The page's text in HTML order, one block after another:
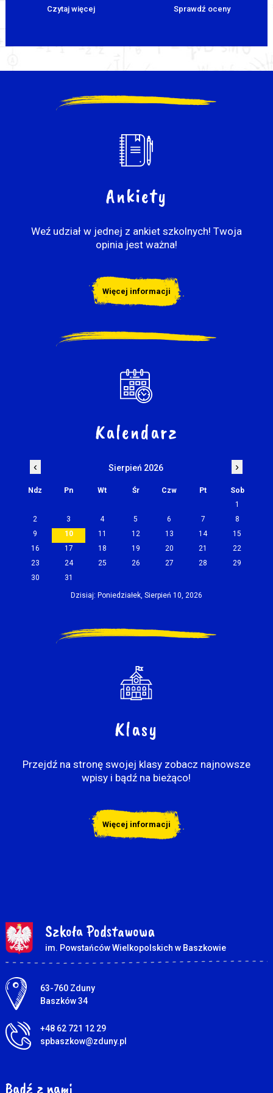
Czytaj więcej Sprawdź oceny
Ankiety
Weź udział w jednej z ankiet szkolnych! Twoja
opinia jest ważna!
Więcej informacji
Kalendarz
‹ Sierpień 2026 ›
Ndz Pn Wt Śr Czw Pt
Sob
1
2
3 4 5 6 7
8
9
10 11 12 13 14
15
16
17 18 19 20 21
22
23
24 25 26 27 28
29
30
31
Dzisiaj: Poniedziałek, Sierpień 10, 2026
Klasy
Przejdź na stronę swojej klasy zobacz najnowsze
wpisy i bądź na bieżąco!
Więcej informacji
Szkoła Podstawowa
im. Powstańców Wielkopolskich w Baszkowie
Adres pocztowy:
63-760 Zduny
Baszków 34
+48 62 721 12 29
spbaszkow@zduny.pl
Bądź z nami